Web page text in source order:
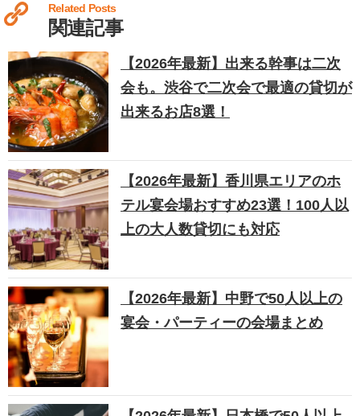
Related Posts
関連記事
【2026年最新】出来る幹事は二次
会も。渋谷で二次会で最適の貸切が
出来るお店8選！
【2026年最新】香川県エリアのホ
テル宴会場おすすめ23選！100人以
上の大人数貸切にも対応
【2026年最新】中野で50人以上の
宴会・パーティーの会場まとめ